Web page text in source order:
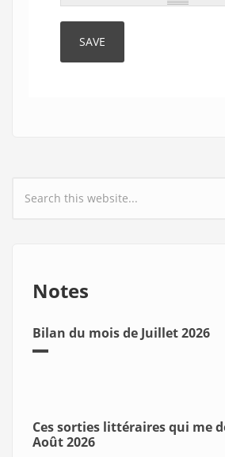
Search form
Notes
Bilan du mois de Juillet 2026
Ces sorties littéraires qui me
Août 2026